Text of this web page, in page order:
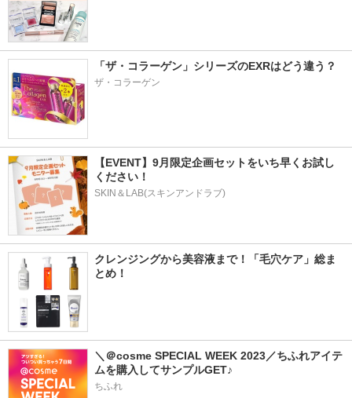
「ザ・コラーゲン」シリーズのEXRはどう違う？
ザ・コラーゲン
【EVENT】9月限定企画セットをいち早くお試し
ください！
SKIN＆LAB(スキンアンドラブ)
クレンジングから美容液まで！「毛穴ケア」総ま
とめ！
＼＠cosme SPECIAL WEEK 2023／ちふれアイテ
ムを購入してサンプルGET♪
ちふれ